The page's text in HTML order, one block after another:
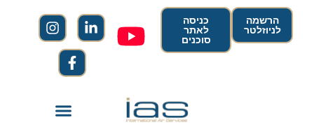
הרשמה
לניוזלטר
כניסה
לאתר
סוכנים